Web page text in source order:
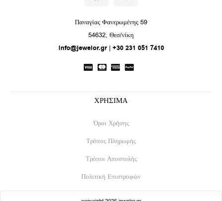
e
b
o
o
k
t
a
g
r
a
Παναγίας Φανερωμένης 59
54632, Θεσ/νίκη
info@jewelor.gr| +30 231 051 7410
ΧΡΗΣΙΜΑ
Όροι Χρήσης
Τρόπος Πληρωμής
Τρόποι Αποστολής
Πολιτική Επιστροφών